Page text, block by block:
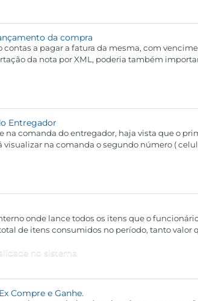
da compra
a pagar a fatura da mesma, com
Entregador
comanda do entregador, haja vista que o
visualizar na comanda o segundo número (
onde lance todos os itens que o
de itens consumidos no período, tanto valor
no sistema
Compre e Ganhe.